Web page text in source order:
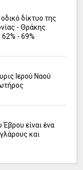
δίκτυο της
- Θράκης.
- 69%
Ιερού Ναού
Έβρου είναι ένα
και